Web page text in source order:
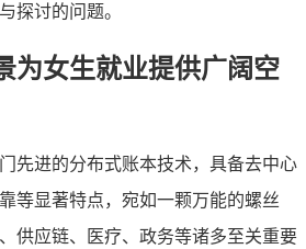
探讨的问题。
为女生就业提供广阔空
先进的分布式账本技术，具备去中心
等显著特点，宛如一颗万能的螺丝
供应链、医疗、政务等诸多至关重要